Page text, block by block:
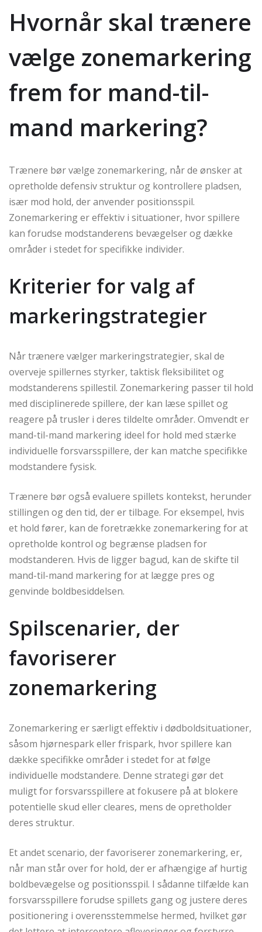
Hvornår skal trænere
vælge zonemarkering
frem for mand-til-
mand markering?
Trænere bør vælge zonemarkering, når de ønsker at
opretholde defensiv struktur og kontrollere pladsen,
især mod hold, der anvender positionsspil.
Zonemarkering er effektiv i situationer, hvor spillere
kan forudse modstanderens bevægelser og dække
områder i stedet for specifikke individer.
Kriterier for valg af
markeringstrategier
Når trænere vælger markeringstrategier, skal de
overveje spillernes styrker, taktisk fleksibilitet og
modstanderens spillestil. Zonemarkering passer til hold
med disciplinerede spillere, der kan læse spillet og
reagere på trusler i deres tildelte områder. Omvendt er
mand-til-mand markering ideel for hold med stærke
individuelle forsvarsspillere, der kan matche specifikke
modstandere fysisk.
Trænere bør også evaluere spillets kontekst, herunder
stillingen og den tid, der er tilbage. For eksempel, hvis
et hold fører, kan de foretrække zonemarkering for at
opretholde kontrol og begrænse pladsen for
modstanderen. Hvis de ligger bagud, kan de skifte til
mand-til-mand markering for at lægge pres og
genvinde boldbesiddelsen.
Spilscenarier, der
favoriserer
zonemarkering
Zonemarkering er særligt effektiv i dødboldsituationer,
såsom hjørnespark eller frispark, hvor spillere kan
dække specifikke områder i stedet for at følge
individuelle modstandere. Denne strategi gør det
muligt for forsvarsspillere at fokusere på at blokere
potentielle skud eller cleares, mens de opretholder
deres struktur.
Et andet scenario, der favoriserer zonemarkering, er,
når man står over for hold, der er afhængige af hurtig
boldbevægelse og positionsspil. I sådanne tilfælde kan
forsvarsspillere forudse spillets gang og justere deres
positionering i overensstemmelse hermed, hvilket gør